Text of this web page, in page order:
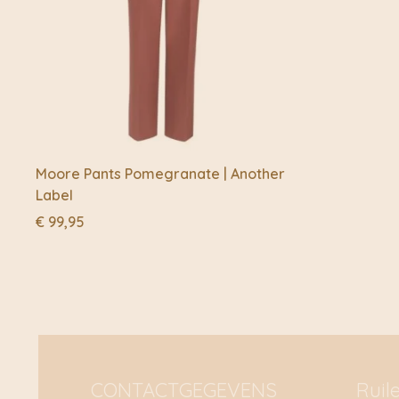
Moore Pants Pomegranate | Another
Label
€ 99,95
CONTACTGEGEVENS